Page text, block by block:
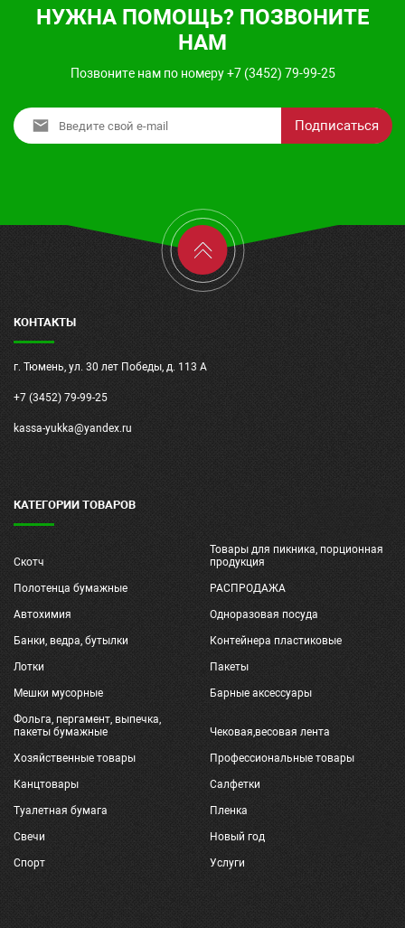
НУЖНА ПОМОЩЬ? ПОЗВОНИТЕ
НАМ
Позвоните нам по номеру +7 (3452) 79-99-25
Подписаться
КОНТАКТЫ
г. Тюмень, ул. 30 лет Победы, д. 113 А
+7 (3452) 79-99-25
kassa-yukka@yandex.ru
КАТЕГОРИИ ТОВАРОВ
Скотч
Товары для пикника, порционная
продукция
Полотенца бумажные РАСПРОДАЖА
Автохимия Одноразовая посуда
Банки, ведра, бутылки Контейнера пластиковые
Лотки Пакеты
Мешки мусорные Барные аксессуары
Фольга, пергамент, выпечка,
пакеты бумажные
Чековая,весовая лента
Хозяйственные товары Профессиональные товары
Канцтовары Салфетки
Туалетная бумага Пленка
Свечи Новый год
Спорт Услуги